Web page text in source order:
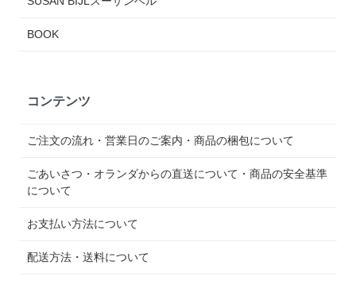
BOOK
コンテンツ
ご注文の流れ・営業日のご案内・商品の梱包について
ごあいさつ・オランダからの直送について・商品の安全基準
について
お支払い方法について
配送方法・送料について